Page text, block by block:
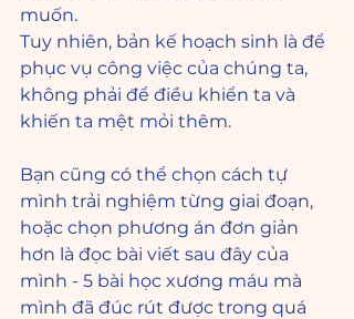
muốn.
Tuy nhiên, bản kế hoạch sinh là để
phục vụ công việc của chúng ta,
không phải để điều khiển ta và
khiến ta mệt mỏi thêm.
Bạn cũng có thể chọn cách tự
mình trải nghiệm từng giai đoạn,
hoặc chọn phương án đơn giản
hơn là đọc bài viết sau đây của
mình - 5 bài học xương máu mà
mình đã đúc rút được trong quá